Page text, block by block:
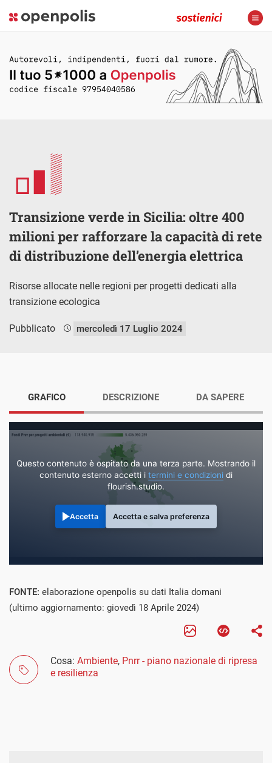
Transizione verde in Sicilia: oltre 400
milioni per rafforzare la capacità di rete
di distribuzione dell’energia elettrica
Risorse allocate nelle regioni per progetti dedicati alla
transizione ecologica
Pubblicato mercoledì 17 Luglio 2024
GRAFICO
Questo contenuto è ospitato da una terza parte. Mostrando il
contenuto esterno accetti i termini e condizioni di
flourish.studio.
Accetta Accetta e salva preferenza
DESCRIZIONE DA SAPERE
FONTE: elaborazione openpolis su dati Italia domani
(ultimo aggiornamento: giovedì 18 Aprile 2024)
Cosa: Ambiente, Pnrr - piano nazionale di ripresa
e resilienza